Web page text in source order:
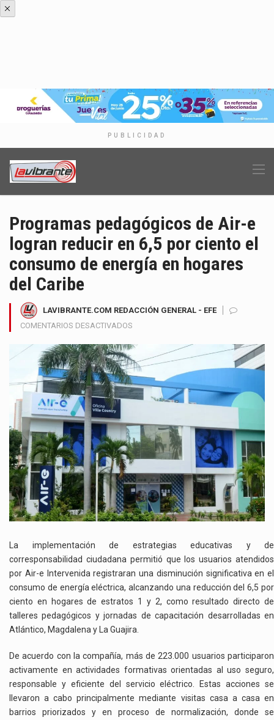
PUBLICIDAD
Programas pedagógicos de Air-e
logran reducir en 6,5 por ciento el
consumo de energía en hogares
del Caribe
LAVIBRANTE.COM REDACCIÓN GENERAL - EFE
COMENTARIOS DESACTIVADOS
PEDAGÓGICOS
DE
AIR-
E
LOGRAN
EN
6,5
POR
CIENTO
EL
CONSUMO
DE
ENERGÍA
HOGARES
DEL
La implementación de estrategias educativas y de
corresponsabilidad ciudadana permitió que los usuarios atendidos
por Air-e Intervenida registraran una disminución significativa en el
consumo de energía eléctrica, alcanzando una reducción del 6,5 por
ciento en hogares de estratos 1 y 2, como resultado directo de
talleres pedagógicos y jornadas de capacitación desarrolladas en
Atlántico, Magdalena y La Guajira.
De acuerdo con la compañía, más de 223.000 usuarios participaron
activamente en actividades formativas orientadas al uso seguro,
responsable y eficiente del servicio eléctrico. Estas acciones se
llevaron a cabo principalmente mediante visitas casa a casa en
barrios priorizados y en proceso de normalización, donde se